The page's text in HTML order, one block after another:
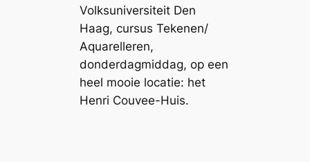
Volksuniversiteit Den
Haag, cursus Tekenen/
Aquarelleren,
donderdagmiddag, op een
heel mooie locatie: het
Henri Couvee-Huis.